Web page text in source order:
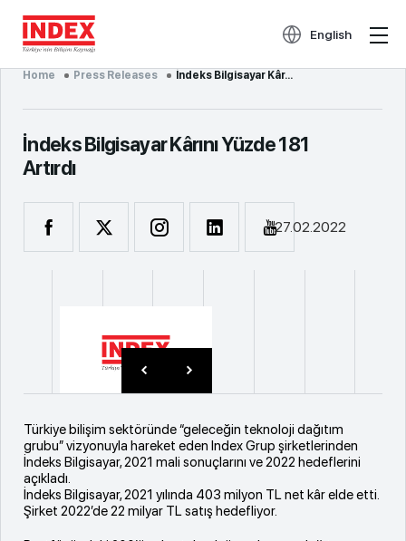
English
Home Press Releases İndeks Bilgisayar Kâr...
İndeks Bilgisayar Kârını Yüzde 181
Artırdı
27.02.2022
Türkiye bilişim sektöründe “geleceğin teknoloji dağıtım
grubu” vizyonuyla hareket eden Index Grup şirketlerinden
İndeks Bilgisayar, 2021 mali sonuçlarını ve 2022 hedeflerini
açıkladı.
İndeks Bilgisayar, 2021 yılında 403 milyon TL net kâr elde etti.
Şirket 2022’de 22 milyar TL satış hedefliyor.